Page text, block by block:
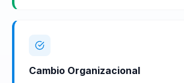
Cambio Organizacional